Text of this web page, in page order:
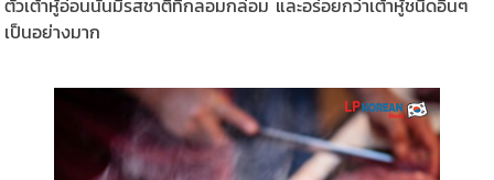
ตัวเต้าหู้อ่อนนั้นมีรสชาติที่กลอมกล่อม และอร่อยกว่าเต้าหู้ชนิดอื่นๆ
เป็นอย่างมาก